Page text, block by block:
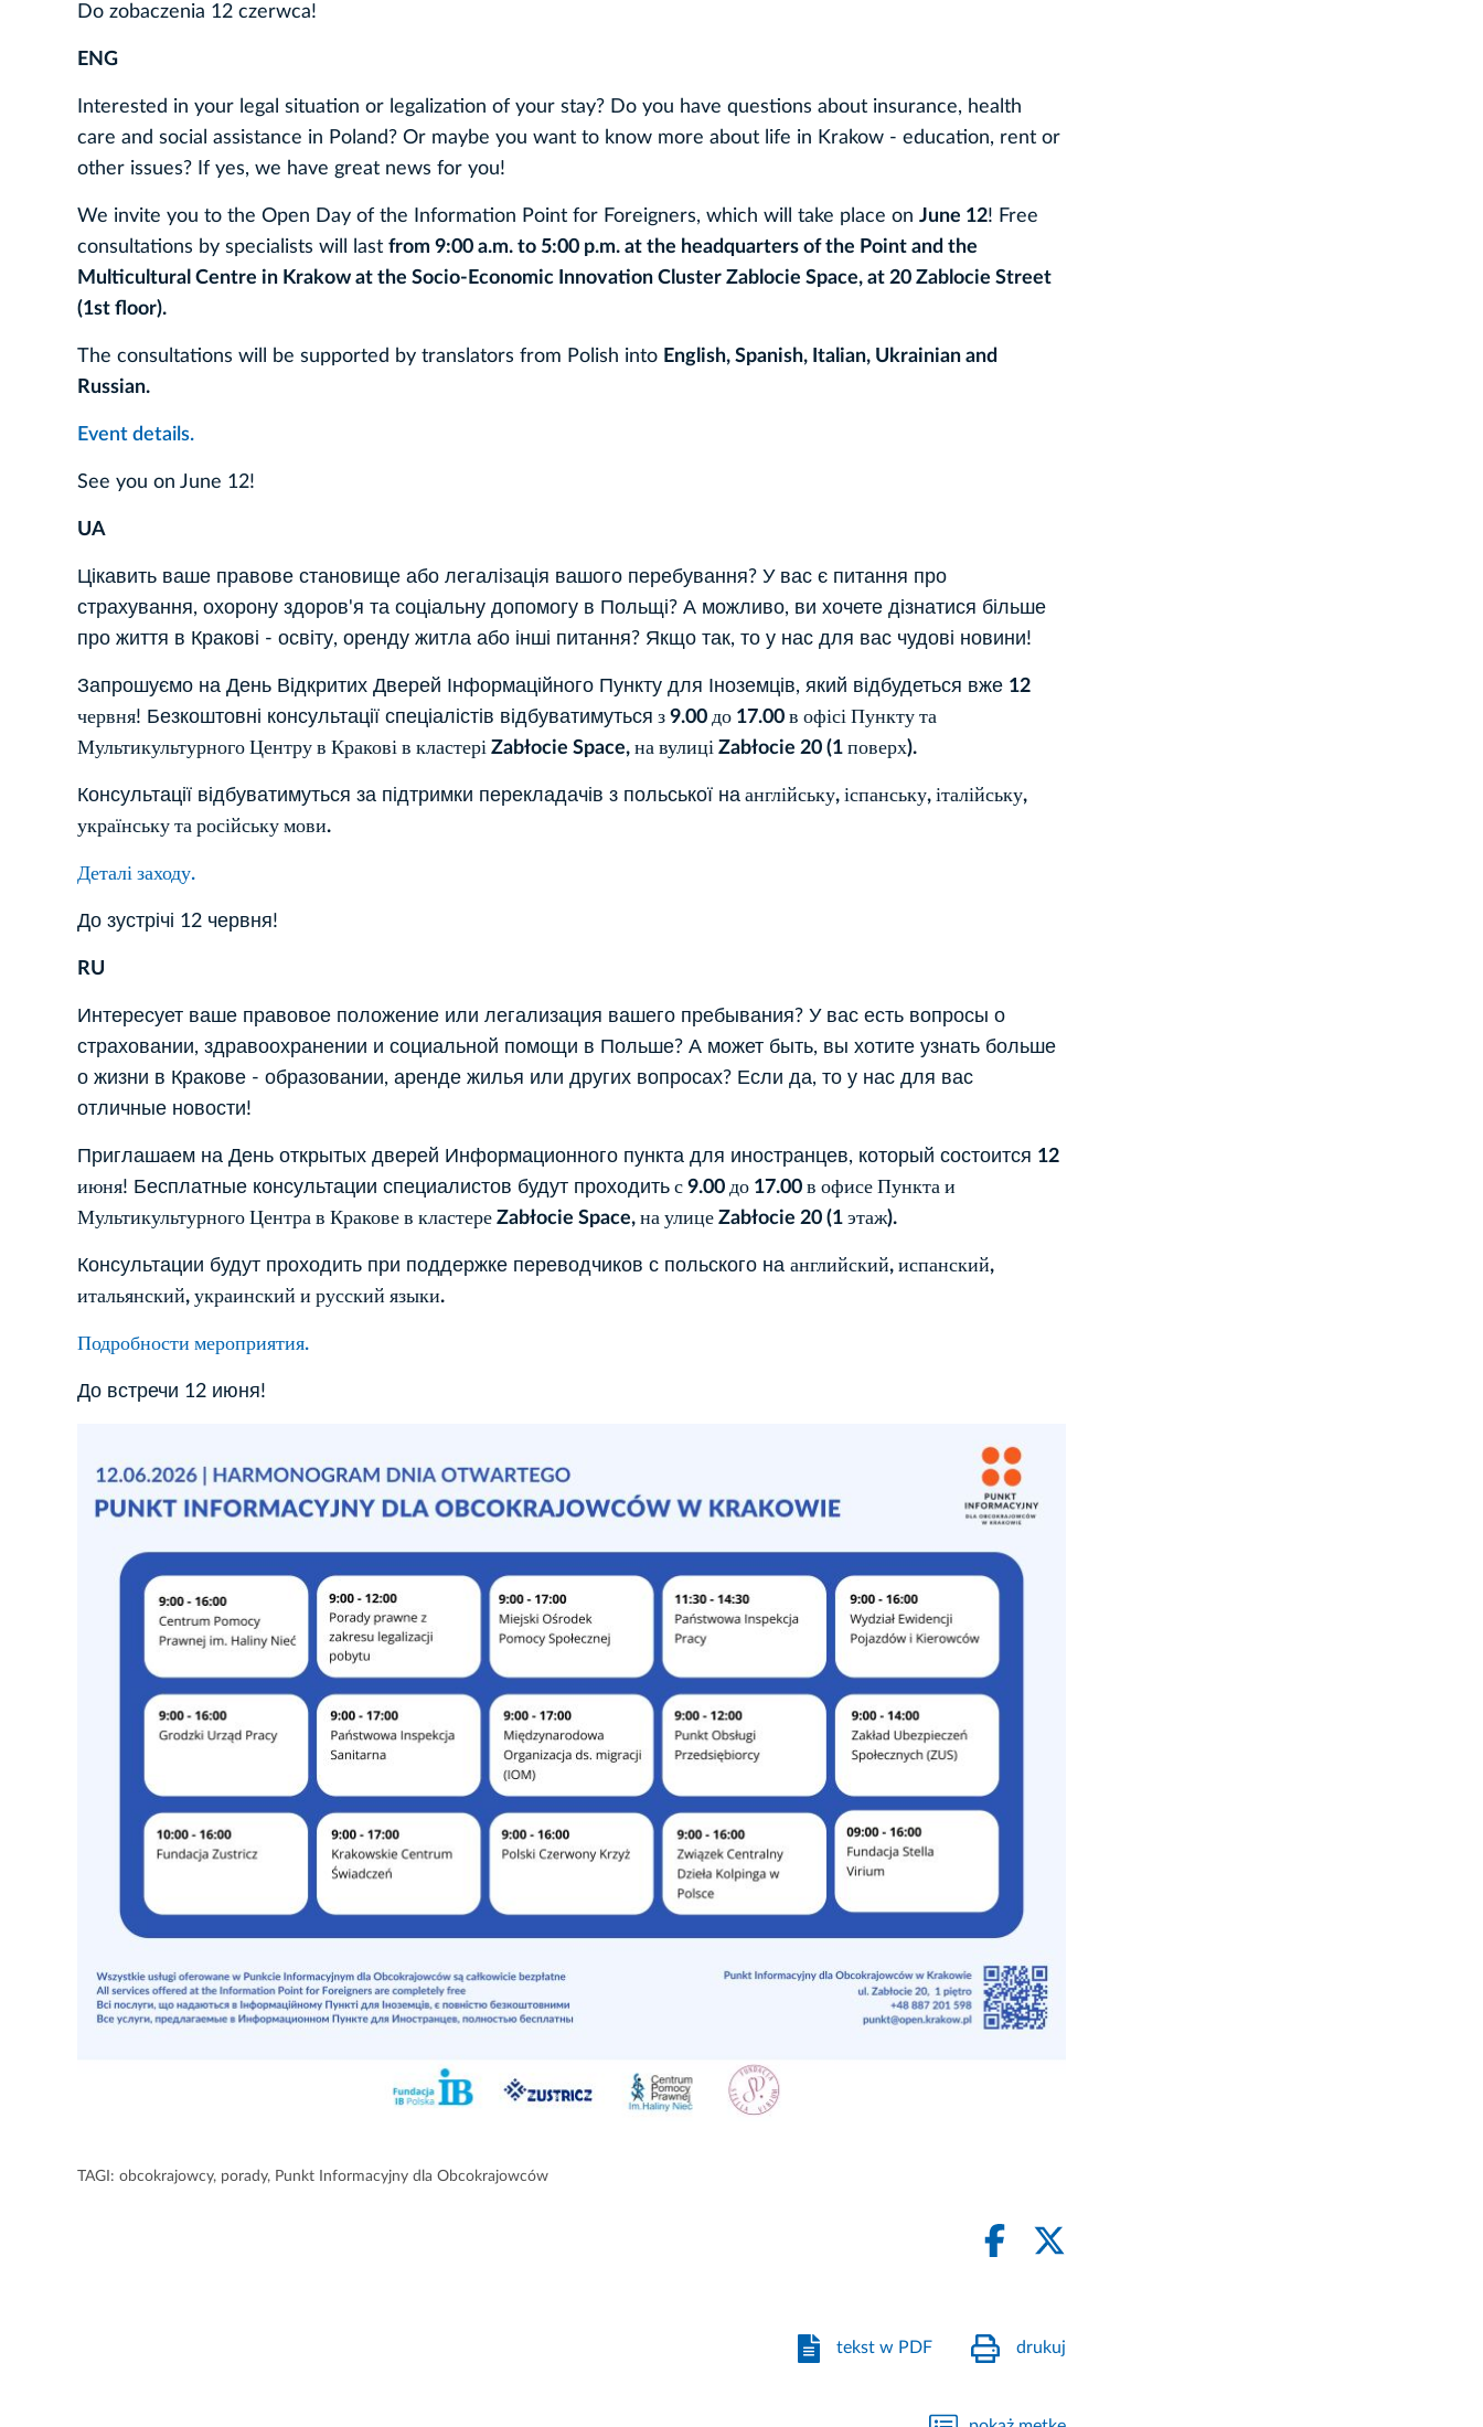
Do zobaczenia 12 czerwca!
ENG
Interested in your legal situation or legalization of your stay? Do you have questions about insurance, health
care and social assistance in Poland? Or maybe you want to know more about life in Krakow - education, rent or
other issues? If yes, we have great news for you!
We invite you to the Open Day of the Information Point for Foreigners, which will take place on June 12! Free
consultations by specialists will last from 9:00 a.m. to 5:00 p.m. at the headquarters of the Point and the
Multicultural Centre in Krakow at the Socio-Economic Innovation Cluster Zablocie Space, at 20 Zablocie Street
(1st floor).
The consultations will be supported by translators from Polish into English, Spanish, Italian, Ukrainian and
Russian.
Event details.
See you on June 12!
UA
Цікавить ваше правове становище або легалізація вашого перебування? У вас є питання про
страхування, охорону здоров'я та соціальну допомогу в Польщі? А можливо, ви хочете дізнатися більше
про життя в Кракові - освіту, оренду житла або інші питання? Якщо так, то у нас для вас чудові новини!
Запрошуємо на День Відкритих Дверей Інформаційного Пункту для Іноземців, який відбудеться вже 12
червня! Безкоштовні консультації спеціалістів відбуватимуться з 9.00 до 17.00 в офісі Пункту та
Мультикультурного Центру в Кракові в кластері Zabłocie Space, на вулиці Zabłocie 20 (1 поверх).
Консультації відбуватимуться за підтримки перекладачів з польської на англійську, іспанську, італійську,
українську та російську мови.
Деталі заходу.
До зустрічі 12 червня!
RU
Интересует ваше правовое положение или легализация вашего пребывания? У вас есть вопросы о
страховании, здравоохранении и социальной помощи в Польше? А может быть, вы хотите узнать больше
о жизни в Кракове - образовании, аренде жилья или других вопросах? Если да, то у нас для вас
отличные новости!
Приглашаем на День открытых дверей Информационного пункта для иностранцев, который состоится 12
июня! Бесплатные консультации специалистов будут проходить с 9.00 до 17.00 в офисе Пункта и
Мультикультурного Центра в Кракове в кластере Zabłocie Space, на улице Zabłocie 20 (1 этаж).
Консультации будут проходить при поддержке переводчиков с польского на английский, испанский,
итальянский, украинский и русский языки.
Подробности мероприятия.
До встречи 12 июня!
TAGI: obcokrajowcy, porady, Punkt Informacyjny dla Obcokrajowców
tekst w PDF drukuj